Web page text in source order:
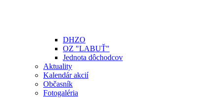
DHZO
OZ "LABUŤ"
Jednota dôchodcov
Aktuality
Kalendár akcií
Občasník
Fotogaléria